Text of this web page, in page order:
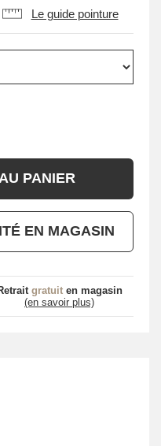
Le guide pointure
PANIER
EN MAGASIN
gratuiten magasin
(en savoir plus)